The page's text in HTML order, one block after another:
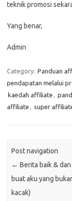
teknik promosi
Yang benar,
Admin
Category: Panduan
pendapatan melalui
kaedah affiliate ,
affiliate , super
Post navigation
← Berita baik &
buat aku yang
kacak)